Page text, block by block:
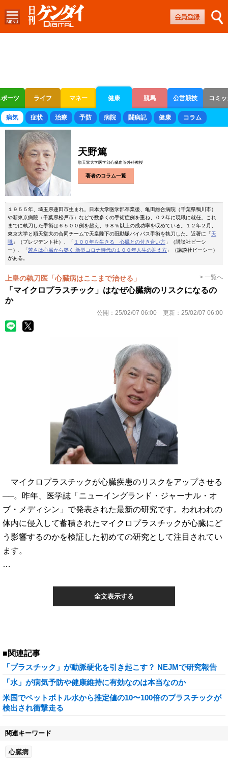
ーツ ライフ マネー 健康 競馬 公営競技 コミ
ボートレース 競輪 オートレース
病気 症状 治療 予防 病院 闘病記 健康 コラム
天野篤
順天堂大学医学部心臓血管外科教授
著者のコラム一覧
１９５５年、埼玉県蓮田市生まれ。日本大学医学部卒業後、亀田総合病院（千葉県鴨川市）
や新東京病院（千葉県松戸市）などで数多くの手術症例を重ね、０２年に現職に就任。これ
までに執刀した手術は６５００例を超え、９８％以上の成功率を収めている。１２年２月、
東京大学と順天堂大の合同チームで天皇陛下の冠動脈バイパス手術を執刀した。近著に「天
職 」（プレジデント社）、「 １００年を生きる 心臓との付き合い方 」（講談社ビーシ
ー）、「若さは心臓から築く 新型コロナ時代の１００年人生の迎え方 」（講談社ビーシー）
がある。
上皇の執刀医「心臓病はここまで治せる」 > 一覧へ
「マイクロプラスチック」はなぜ心臓病のリスクになるの
か
公開： 25/02/07 06:00 更新： 25/02/07 06:00
マイクロプラスチックが心臓疾患のリスクをアップさせる
──。昨年、医学誌「ニューイングランド・ジャーナル・オ
ブ・メディシン」で発表された最新の研究です。われわれの
体内に侵入して蓄積されたマイクロプラスチックが心臓にど
う影響するのかを検証した初めての研究として注目されてい
ます。
…
全文表示する
■関連記事
「プラスチック」が動脈硬化を引き起こす？ NEJMで研究報告
「水」が病気予防や健康維持に有効なのは本当なのか
米国でペットボトル水から推定値の10〜100倍のプラスチックが
検出され衝撃走る
関連キーワード
心臓病